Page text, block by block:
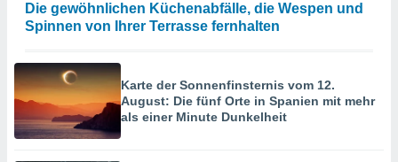
Die gewöhnlichen Küchenabfälle, die Wespen und
Spinnen von Ihrer Terrasse fernhalten
Karte der Sonnenfinsternis vom 12.
August: Die fünf Orte in Spanien mit mehr
als einer Minute Dunkelheit